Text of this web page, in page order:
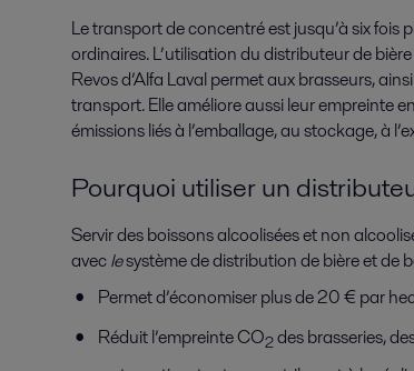
Le transport de concentré est jusqu’à six
ordinaires. L’utilisation du distributeur de
Revos d’Alfa Laval permet aux brasseurs,
transport. Elle améliore aussi leur empreinte
émissions liés à l’emballage, au stockage, à
Pourquoi utiliser un
Servir des boissons alcoolisées et non
aveclesystème de distribution de bière et de
Permet d’économiser plus de 20 € par
Réduit l’empreinte CO2des brasseries,